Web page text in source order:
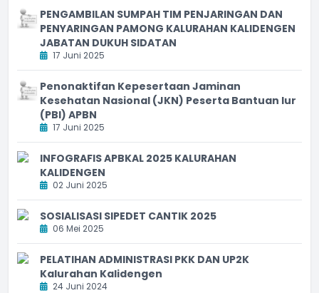
PENGAMBILAN SUMPAH TIM PENJARINGAN DAN
PENYARINGAN PAMONG KALURAHAN KALIDENGEN
JABATAN DUKUH SIDATAN
17 Juni 2025
Penonaktifan Kepesertaan Jaminan
Kesehatan Nasional (JKN) Peserta Bantuan Iur
(PBI) APBN
17 Juni 2025
INFOGRAFIS APBKAL 2025 KALURAHAN
KALIDENGEN
02 Juni 2025
SOSIALISASI SIPEDET CANTIK 2025
06 Mei 2025
PELATIHAN ADMINISTRASI PKK DAN UP2K
Kalurahan Kalidengen
24 Juni 2024